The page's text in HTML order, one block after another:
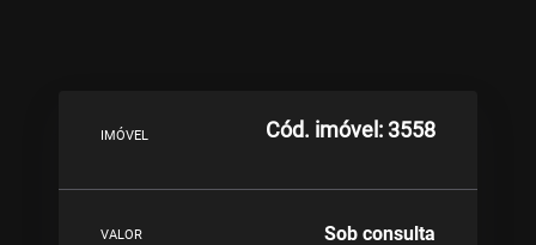
IMÓVEL Cód. imóvel: 3558
VALOR Sob consulta